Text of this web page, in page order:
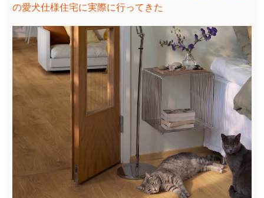
の愛犬仕様住宅に実際に行ってきた